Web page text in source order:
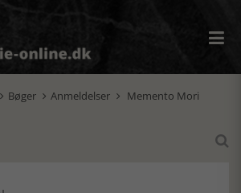
 Bøger  Anmeldelser  Memento Mori
